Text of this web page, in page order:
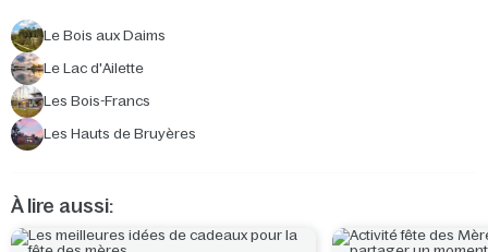
Le Bois aux Daims
Le Lac d'Ailette
Les Bois-Francs
Les Hauts de Bruyères
À lire aussi: